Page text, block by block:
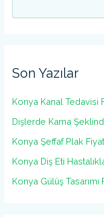
Son Yazılar
Konya Kanal Tedavisi
Dişlerde Kama
Konya Şeffaf Plak
Konya Diş Eti
Konya Gülüş